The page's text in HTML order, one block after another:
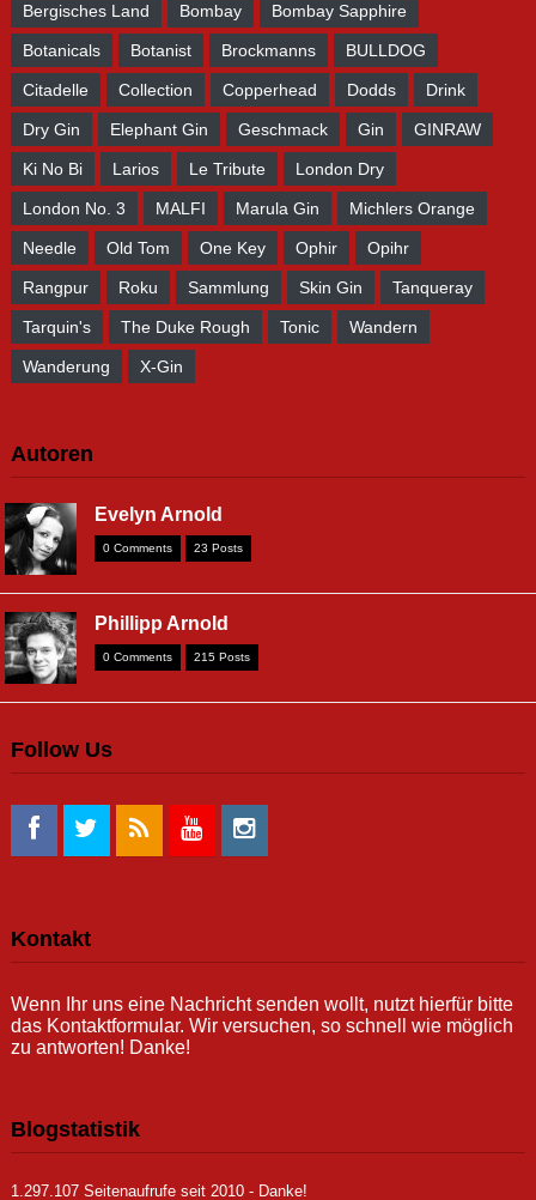
Bergisches Land Bombay Bombay Sapphire
Botanicals Botanist Brockmanns BULLDOG
Citadelle Collection Copperhead Dodds Drink
Dry Gin Elephant Gin Geschmack Gin GINRAW
Ki No Bi Larios Le Tribute London Dry
London No. 3 MALFI Marula Gin Michlers Orange
Needle Old Tom One Key Ophir Opihr
Rangpur Roku Sammlung Skin Gin Tanqueray
Tarquin's The Duke Rough Tonic Wandern
Wanderung X-Gin
Autoren
Evelyn Arnold
0 Comments 23 Posts
Phillipp Arnold
0 Comments 215 Posts
Follow Us
Kontakt
Wenn Ihr uns eine Nachricht senden wollt, nutzt hierfür bitte
das Kontaktformular. Wir versuchen, so schnell wie möglich
zu antworten! Danke!
Blogstatistik
1.297.107 Seitenaufrufe seit 2010 - Danke!